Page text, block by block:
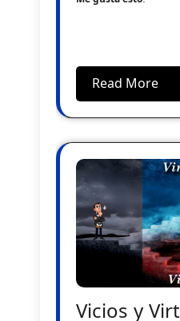
Read More
Vicios y